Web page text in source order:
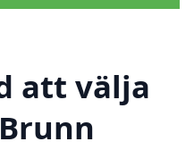
att välja